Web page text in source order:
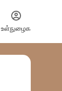
உள்நுழைக